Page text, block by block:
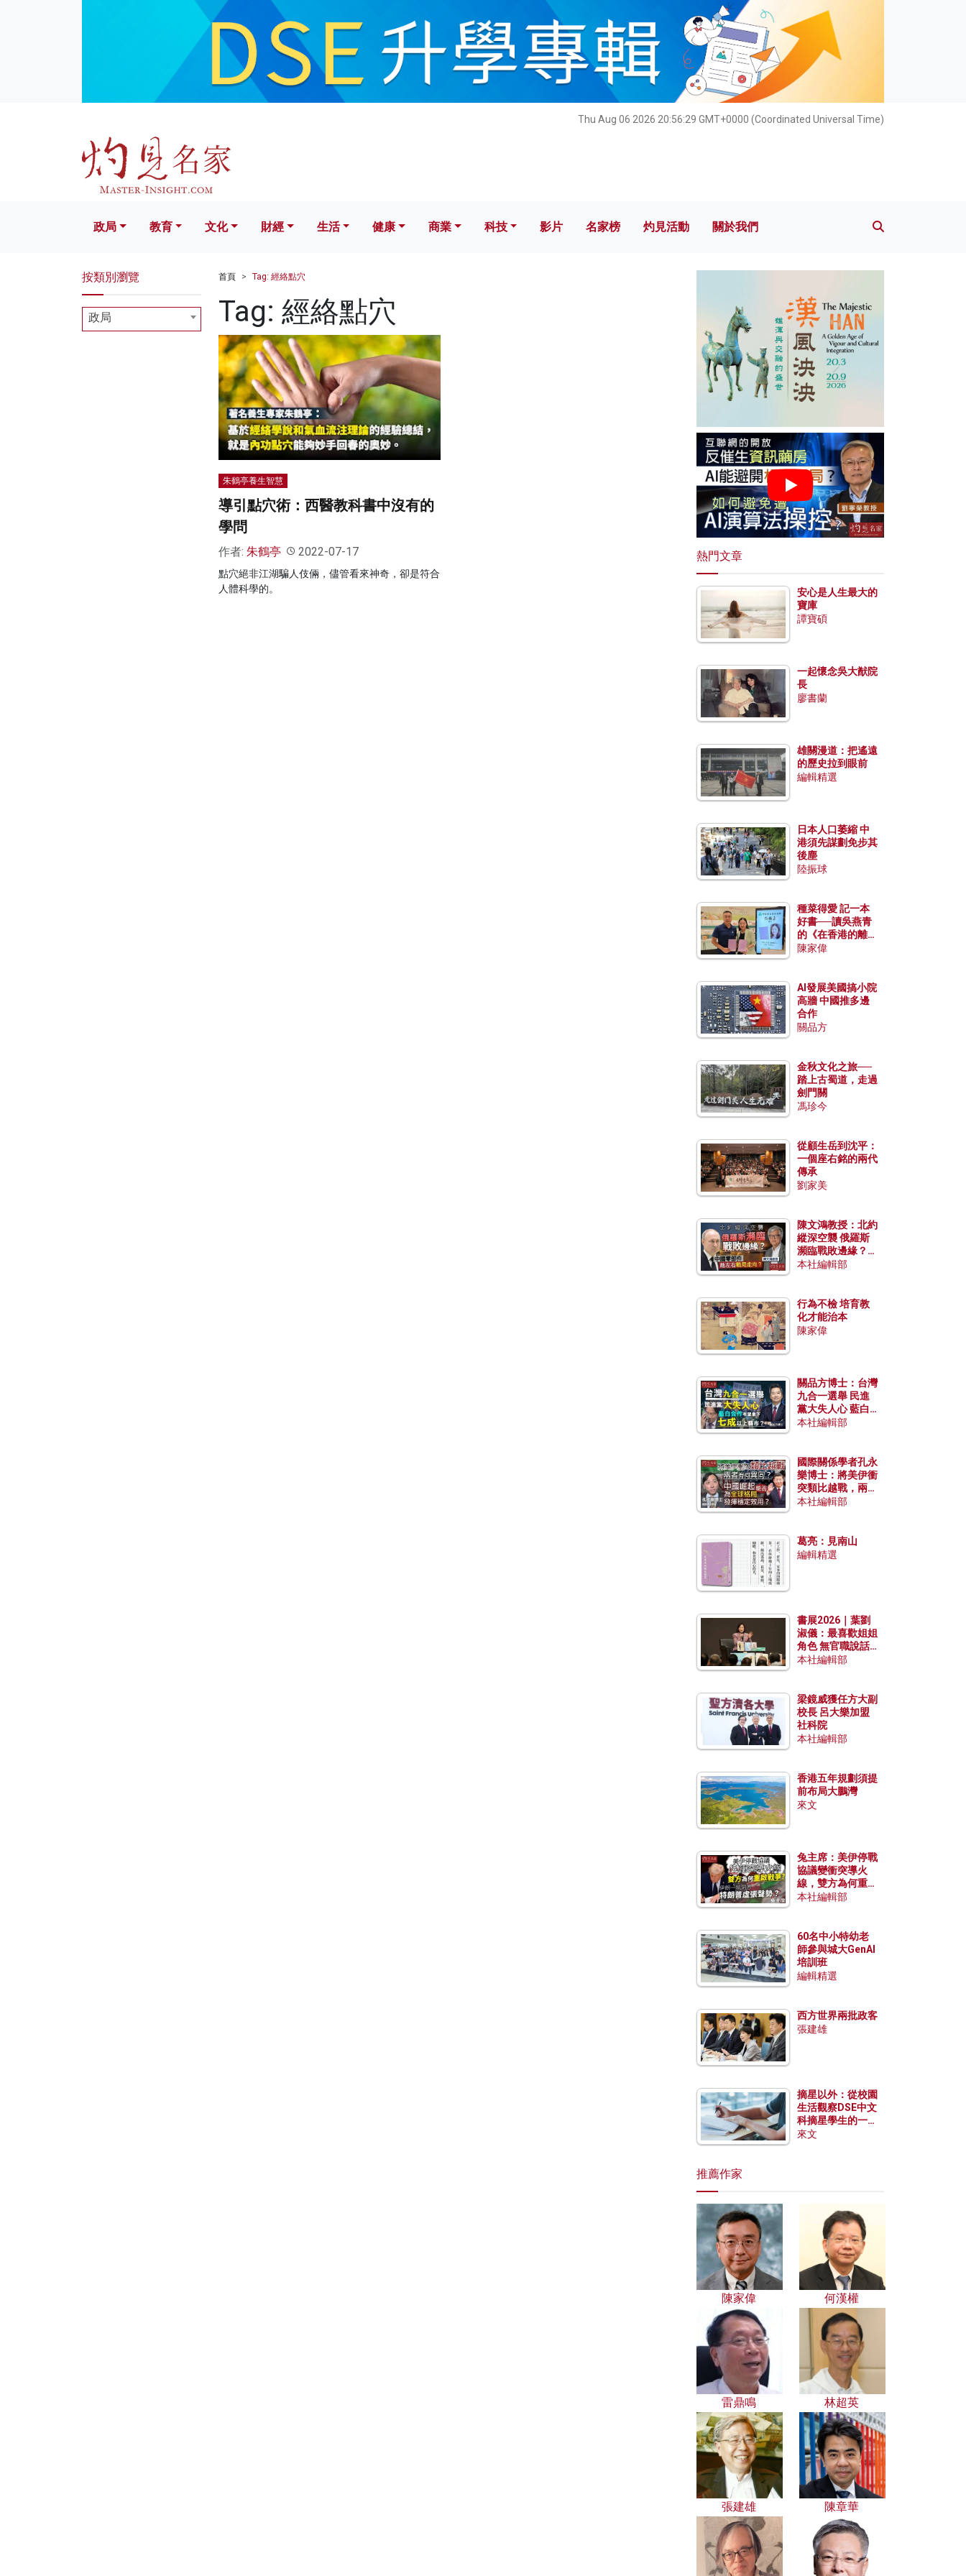
Thu Aug 06 2026 20:56:30 GMT+0000 (Coordinated Universal Time)
文化 財經 生活 健康 科技 影片 名家榜 灼見活動 關於我們
政局 教育 文化 財經 生活 健康 商業 科技 影片 名家榜 灼見活動 關於我們
首頁 Tag: 經絡點穴
Tag: 經絡點穴
朱鶴亭養生智慧
導引點穴術：西醫教科書中沒有的
學問
作者: 朱鶴亭 2022-07-17
點穴絕非江湖騙人伎倆，儘管看來神奇，卻是符合
人體科學的。
按類別瀏覽
政局
熱門文章
安心是人生最大的
寶庫
譚寶碩
一起懷念吳大猷院
長
廖書蘭
雄關漫道：把遙遠
的歷史拉到眼前
編輯精選
日本人口萎縮 中
港須先謀劃免步其
後塵
陸振球
種菜得愛 記一本
好書──讀吳燕青
的《在香港的離島
種菜》
陳家偉
AI發展美國搞小院
高牆 中國推多邊
合作
關品方
金秋文化之旅──
踏上古蜀道，走過
劍門關
馮珍今
從顧生岳到沈平：
一個座右銘的兩代
傳承
劉家美
陳文鴻教授：北約
縱深空襲 俄羅斯
瀕臨戰敗邊緣？中
國零部件能左右戰
本社編輯部
行為不檢 培育教
化才能治本
陳家偉
關品方博士：台灣
九合一選舉 民進
黨大失人心 藍白
合作有望拿下七成
本社編輯部
國際關係學者孔永
樂博士：將美伊衝
突類比越戰，兩者
有何異同？中國崛
本社編輯部
葛亮：見南山
編輯精選
書展2026｜葉劉
淑儀：最喜歡姐姐
角色 無官職說話
包袱少
本社編輯部
梁鏡威獲任方大副
校長 呂大樂加盟
社科院
本社編輯部
香港五年規劃須提
前布局大鵬灣
來文
兔主席：美伊停戰
協議變衝突導火
線，雙方為何重啟
戰爭？伊朗一早洞
本社編輯部
60名中小特幼老
師參與城大GenAI
培訓班
編輯精選
西方世界兩批政客
張建雄
摘星以外：從校園
生活觀察DSE中文
科摘星學生的一點
特質
來文
推薦作家
陳家偉 何漢權
雷鼎鳴 林超英
張建雄 陳章華